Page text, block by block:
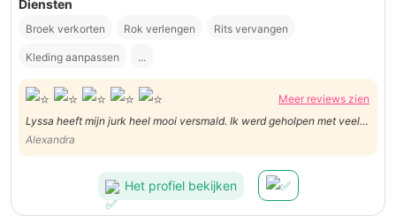
Diensten
Broek verkorten Rok verlengen Rits vervangen
Kleding aanpassen ...
Meer reviews zien
Lyssa heeft mijn jurk heel mooi versmald. Ik werd geholpen met veel
geduld, tot het perfect paste zoals ik wou.
Alexandra
Het profiel bekijken